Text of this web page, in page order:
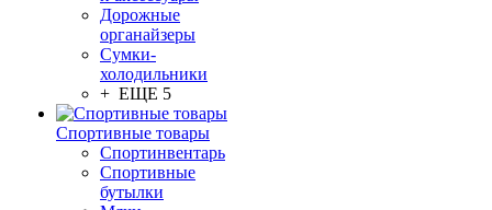
Дорожные
органайзеры
Сумки-
холодильники
+ ЕЩЕ 5
Спортивные товары
Спортинвентарь
Спортивные
бутылки